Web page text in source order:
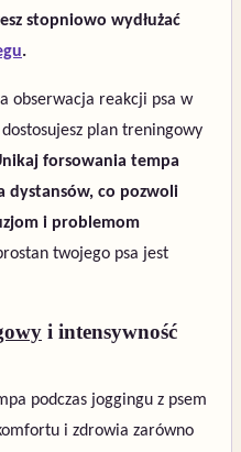
stopniowo wydłużać
.
obserwacja reakcji psa w
plan treningowy
forsowania tempa
dystansów, co pozwoli
i problemom
twojego psa jest
i intensywność
podczas joggingu z psem
i zdrowia zarówno